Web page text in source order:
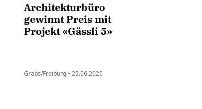
Architekturbüro
gewinnt Preis mit
Projekt «Gässli 5»
Grabs/Freiburg • 25.06.2026